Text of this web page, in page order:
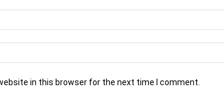
in this browser for the next time I comment.